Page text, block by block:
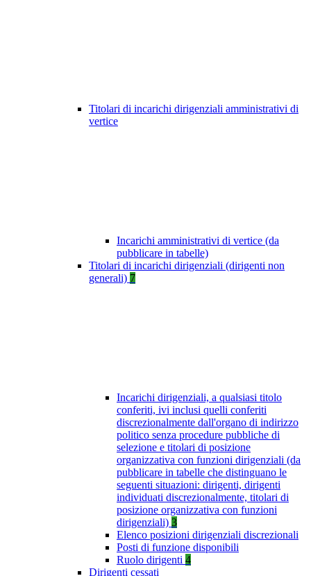
Titolari di incarichi dirigenziali amministrativi di
vertice
Incarichi amministrativi di vertice (da
pubblicare in tabelle)
Titolari di incarichi dirigenziali (dirigenti non
generali) 7
Incarichi dirigenziali, a qualsiasi titolo
conferiti, ivi inclusi quelli conferiti
discrezionalmente dall'organo di indirizzo
politico senza procedure pubbliche di
selezione e titolari di posizione
organizzativa con funzioni dirigenziali (da
pubblicare in tabelle che distinguano le
seguenti situazioni: dirigenti, dirigenti
individuati discrezionalmente, titolari di
posizione organizzativa con funzioni
dirigenziali) 3
Elenco posizioni dirigenziali discrezionali
Posti di funzione disponibili
Ruolo dirigenti 4
Dirigenti cessati